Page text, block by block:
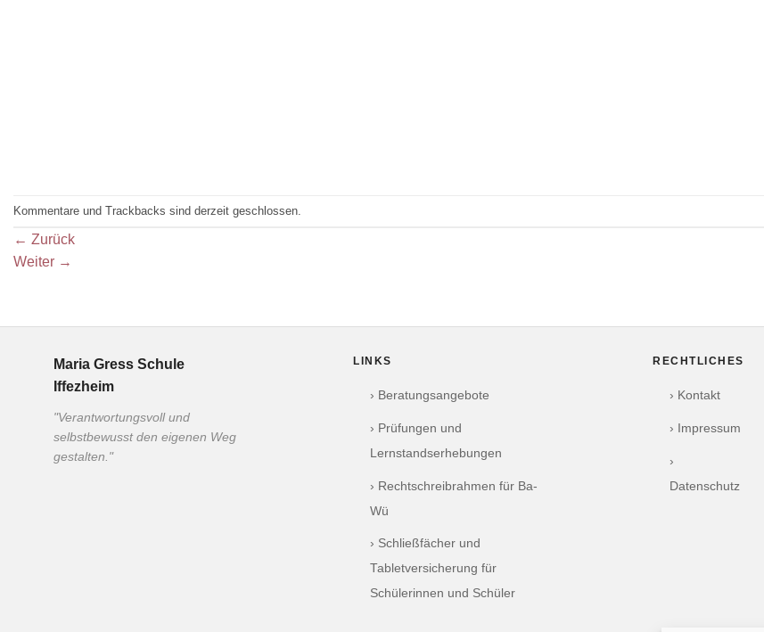
Kommentare und Trackbacks sind derzeit geschlossen.
← Zurück
Weiter →
Maria Gress Schule
Iffezheim
"Verantwortungsvoll und
selbstbewusst den eigenen Weg
gestalten."
LINKS
› Beratungsangebote
› Prüfungen und
Lernstandserhebungen
› Rechtschreibrahmen für Ba-
Wü
› Schließfächer und
Tabletversicherung für
Schülerinnen und Schüler
RECHTLICHES
› Kontakt
› Impressum
›
Datenschutz